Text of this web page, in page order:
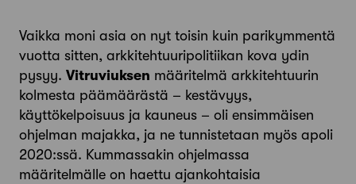
Vaikka moni asia on nyt toisin kuin parikymmentä
vuotta sitten, arkkitehtuuripolitiikan kova ydin
pysyy. Vitruviuksen määritelmä arkkitehtuurin
kolmesta päämäärästä – kestävyys,
käyttökelpoisuus ja kauneus – oli ensimmäisen
ohjelman majakka, ja ne tunnistetaan myös apoli
2020:ssä. Kummassakin ohjelmassa
määritelmälle on haettu ajankohtaisia